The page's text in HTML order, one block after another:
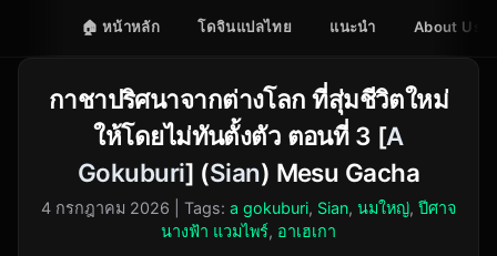
🏠 หน้าหลัก โดจินแปลไทย แนะนำ About Us
กาชาปริศนาจากต่างโลก ที่สุ่มชีวิตใหม่
ให้โดยไม่ทันตั้งตัว ตอนที่ 3 [A
Gokuburi] (Sian) Mesu Gacha
4 กรกฎาคม 2026 | Tags: a gokuburi, Sian, นมใหญ่, ปีศาจ
นางฟ้า แวมไพร์, อาเฮเกา